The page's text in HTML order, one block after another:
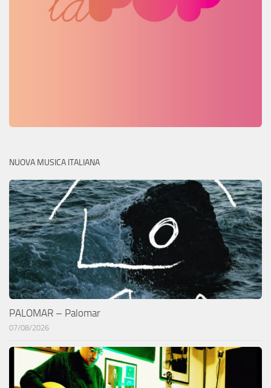
NUOVA MUSICA ITALIANA
PALOMAR – Palomar
07/08/2026